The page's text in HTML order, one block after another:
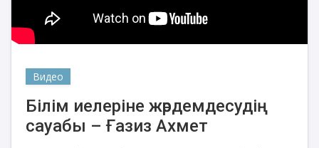
Видео
Білім иелеріне жәрдемдесудің
сауабы – Ғазиз Ахмет